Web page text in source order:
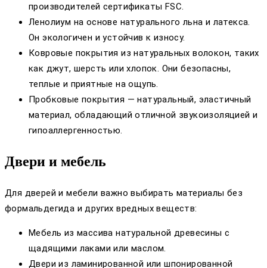
производителей сертификаты FSC.
Ленолиум на основе натурального льна и латекса.
Он экологичен и устойчив к износу.
Ковровые покрытия из натуральных волокон, таких
как джут, шерсть или хлопок. Они безопасны,
теплые и приятные на ощупь.
Пробковые покрытия — натуральный, эластичный
материал, обладающий отличной звукоизоляцией и
гипоаллергенностью.
Двери и мебель
Для дверей и мебели важно выбирать материалы без
формальдегида и других вредных веществ:
Мебель из массива натуральной древесины с
щадящими лаками или маслом.
Двери из ламинированной или шпонированной